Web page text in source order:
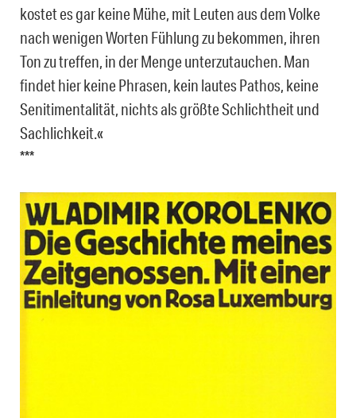
kostet es gar keine Mühe, mit Leuten aus dem Volke
nach wenigen Worten Fühlung zu bekommen, ihren
Ton zu treffen, in der Menge unterzutauchen. Man
findet hier keine Phrasen, kein lautes Pathos, keine
Senitimentalität, nichts als größte Schlichtheit und
Sachlichkeit.«
***